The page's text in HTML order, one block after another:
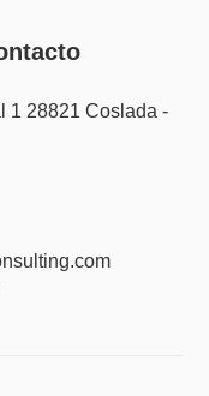
1 28821 Coslada -